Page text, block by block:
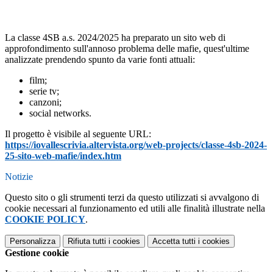
La classe 4SB a.s. 2024/2025 ha preparato un sito web di
approfondimento sull'annoso problema delle mafie, quest'ultime
analizzate prendendo spunto da varie fonti attuali:
film;
serie tv;
canzoni;
social networks.
Il progetto è visibile al seguente URL:
https://iovallescrivia.altervista.org/web-projects/classe-4sb-2024-
25-sito-web-mafie/index.htm
Notizie
Questo sito o gli strumenti terzi da questo utilizzati si avvalgono di
cookie necessari al funzionamento ed utili alle finalità illustrate nella
COOKIE POLICY.
Personalizza Rifiuta tutti i cookies Accetta tutti i cookies
Gestione cookie